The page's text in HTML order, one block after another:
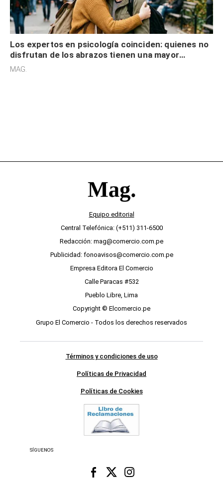
Los expertos en psicología coinciden: quienes no
disfrutan de los abrazos tienen una mayor
sensibilidad a los estímulos físicos y no es por
MAG.
Equipo editorial
Central Telefónica: (+511) 311-6500
Redacción: mag@comercio.com.pe
Publicidad: fonoavisos@comercio.com.pe
Empresa Editora El Comercio
Calle Paracas #532
Pueblo Libre, Lima
Copyright © Elcomercio.pe
Grupo El Comercio - Todos los derechos reservados
Términos y condiciones de uso
Políticas de Privacidad
Políticas de Cookies
SÍGUENOS